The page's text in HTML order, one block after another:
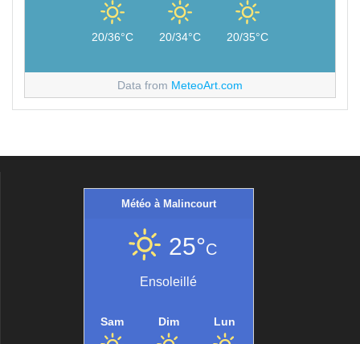
20/36°C 20/34°C 20/35°C
Data from MeteoArt.com
Météo à Malincourt
25°C
Ensoleillé
Sam Dim Lun